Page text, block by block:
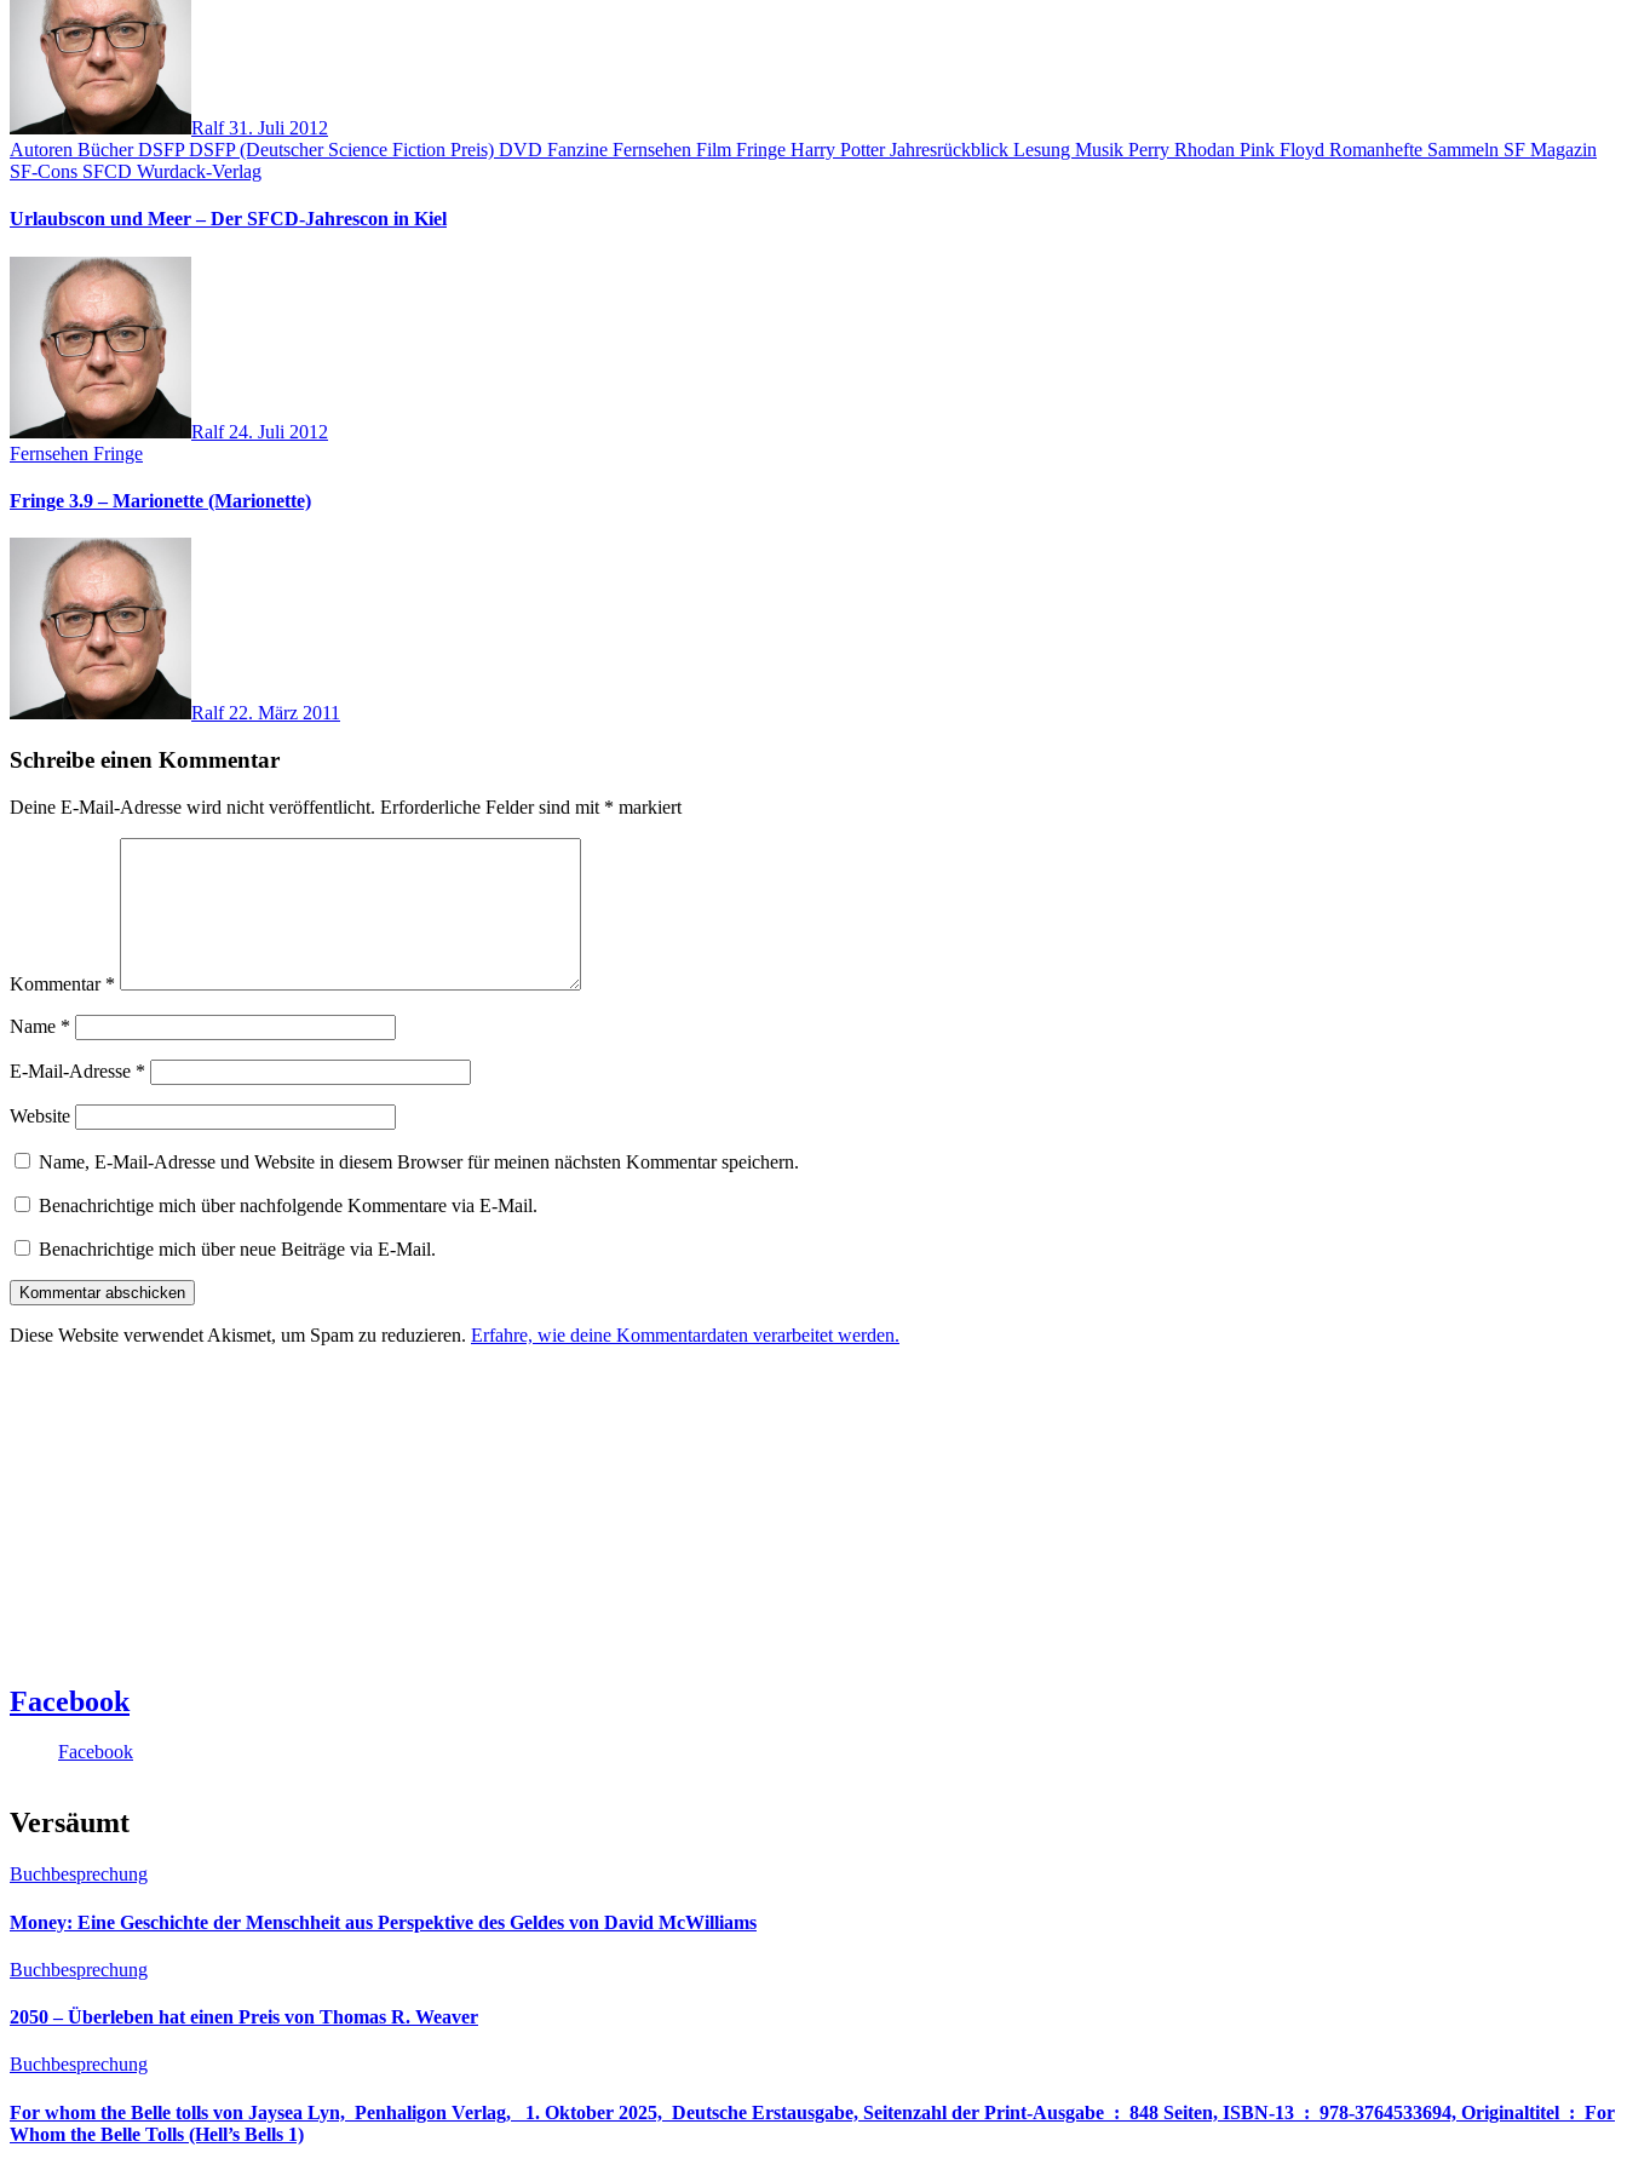
Ralf31. Juli 2012
Autoren BücherDSFPDSFP (Deutscher Science Fiction Preis) DVD Fanzine Fernsehen Film Fringe Harry PotterJahresrückblick Lesung Musik Perry Rhodan Pink Floyd Romanhefte Sammeln SF Magazin
SF-Cons SFCD Wurdack-Verlag
Urlaubscon und Meer – Der SFCD-Jahrescon in Kiel
Ralf 24. Juli 2012
Fernsehen Fringe
Fringe 3.9 – Marionette (Marionette)
Ralf 22. März 2011
Schreibe einen Kommentar
Deine E-Mail-Adresse wird nicht veröffentlicht. Erforderliche Felder sind mit * markiert
Kommentar *
Name *
E-Mail-Adresse *
Website
Name, E-Mail-Adresse und Website in diesem Browser für meinen nächsten Kommentar speichern.
Benachrichtige mich über nachfolgende Kommentare via E-Mail.
Benachrichtige mich über neue Beiträge via E-Mail.
Diese Website verwendet Akismet, um Spam zu reduzieren. Erfahre, wie deine Kommentardaten verarbeitet werden.
Facebook
Facebook
Versäumt
Buchbesprechung
Money: Eine Geschichte der Menschheit aus Perspektive des Geldes von David McWilliams
Buchbesprechung
2050 – Überleben hat einen Preis von Thomas R. Weaver
Buchbesprechung
For whom the Belle tolls von Jaysea Lyn, ‎ Penhaligon Verlag, ‎ 1. Oktober 2025, ‎ Deutsche Erstausgabe, Seitenzahl der Print-Ausgabe ‏ : ‎ 848 Seiten, ISBN-13 ‏ : ‎ 978-3764533694, Originaltitel ‏ : ‎ For
Whom the Belle Tolls (Hell’s Bells 1)